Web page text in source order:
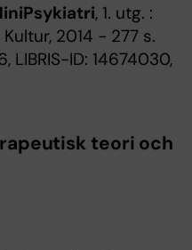
, 1. utg. :
2014 - 277 s.
LIBRIS-ID: 14674030,
teori och